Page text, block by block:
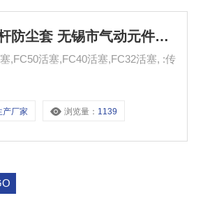
FC50活塞,FC40活塞,FC32活塞,FC125活塞,FC活塞杆防尘套 无锡市气动元件总厂
,FC50活塞,FC40活塞,FC32活塞, :传
产厂家 浏览量： 1139